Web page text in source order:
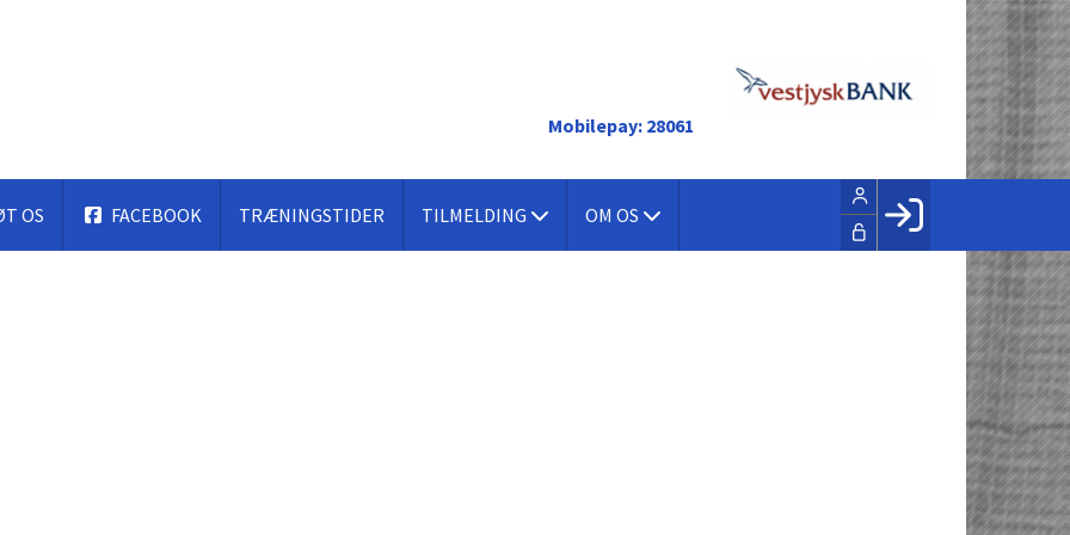
Mobilepay: 28061
OS FACEBOOK TRÆNINGSTIDER TILMELDING OM OS
Facebook login
Husk mig
Glemt password
Opret profil